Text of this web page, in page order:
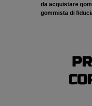
da acquistare
gommista di